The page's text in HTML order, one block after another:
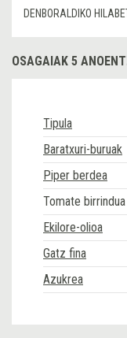
DENBORALDIKO
OSAGAIAK 5
Tipula
Baratxuri-buruak
Piper berdea
Tomate birrindua
Ekilore-olioa
Gatz fina
Azukrea